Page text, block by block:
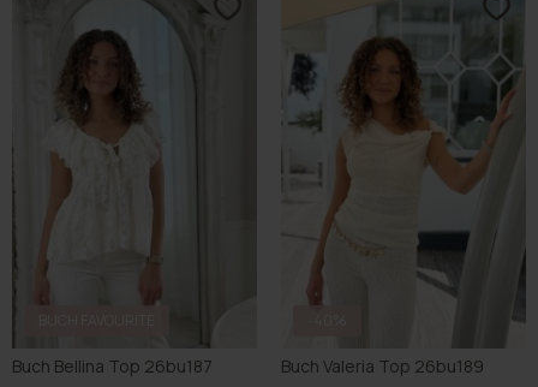
Buch Bellina Top 26bu187
Buch Valeria Top 26bu189